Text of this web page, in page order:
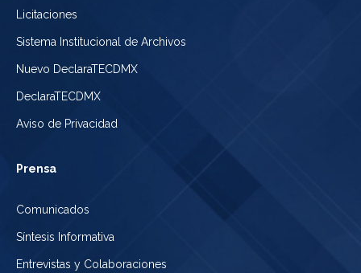
Licitaciones
Sistema Institucional de Archivos
Nuevo DeclaraTECDMX
DeclaraTECDMX
Aviso de Privacidad
Prensa
Comunicados
Síntesis Informativa
Entrevistas y Colaboraciones